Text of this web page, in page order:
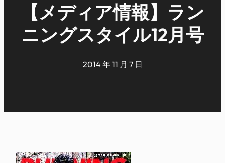
【メディア情報】ラン
ニングスタイル12月号
2014 年 11 月 7 日